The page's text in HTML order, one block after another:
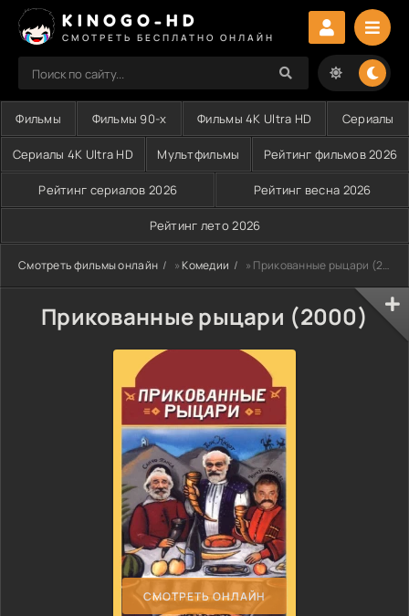
KINOGO-HD
СМОТРЕТЬ БЕСПЛАТНО ОНЛАЙН
Фильмы Фильмы 90-х Фильмы 4K Ultra HD Сериалы
Сериалы 4K Ultra HD Мультфильмы Рейтинг фильмов 2026
Рейтинг сериалов 2026 Рейтинг весна 2026
Рейтинг лето 2026
Смотреть фильмы онлайн »Комедии » Прикованные рыцари (2000)
Прикованные рыцари (2000)
СМОТРЕТЬ ОНЛАЙН